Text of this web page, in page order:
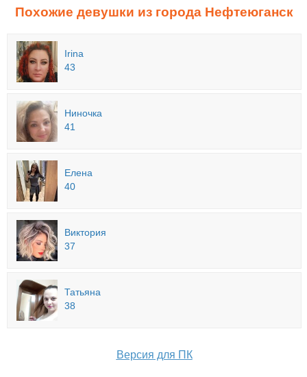
Похожие девушки из города Нефтеюганск
Irina
43
Ниночка
41
Елена
40
Виктория
37
Татьяна
38
Версия для ПК